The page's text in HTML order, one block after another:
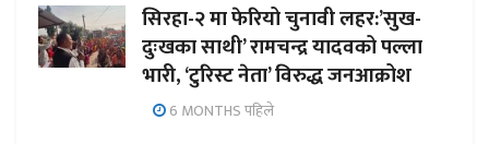
सिरहा-२ मा फेरियो चुनावी लहर:’सुख-
दुःखका साथी’ रामचन्द्र यादवको पल्ला
भारी, ‘टुरिस्ट नेता’ विरुद्ध जनआक्रोश
6 MONTHS पहिले